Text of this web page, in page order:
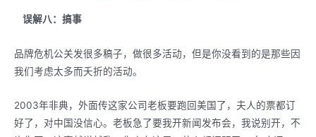
误解八：搞事
品牌危机公关发很多稿子，做很多活动，但是你没看到的是那些因
我们考虑太多而夭折的活动。
2003年非典，外面传这家公司老板要跑回美国了，夫人的票都订
好了，对中国没信心。老板急了要我开新闻发布会，我说别开，不